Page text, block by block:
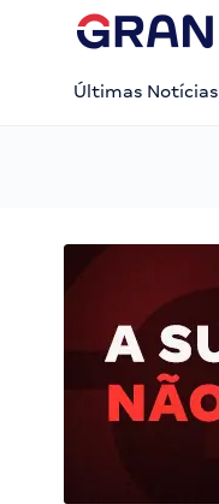
Últimas Notícias